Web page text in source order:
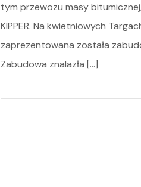
tym przewozu masy
KIPPER. Na kwietniowych
zaprezentowana została
Zabudowa znalazła […]